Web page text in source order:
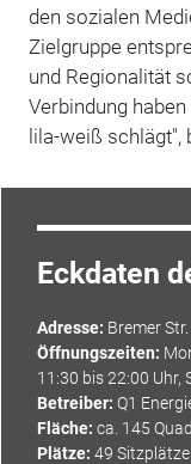
den sozialen
Zielgruppe
und Regionalität
Verbindung
lila-weiß schlägt",
Eckdaten
Adresse: Bremer
Öffnungszeiten:
11:30 bis 22:00 Uhr,
Betreiber: Q1
Fläche: ca. 145
Plätze: 49